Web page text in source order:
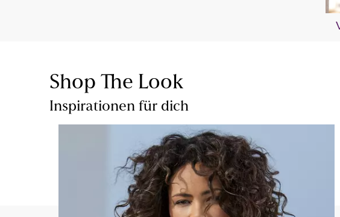
Shop The Look
Inspirationen für dich